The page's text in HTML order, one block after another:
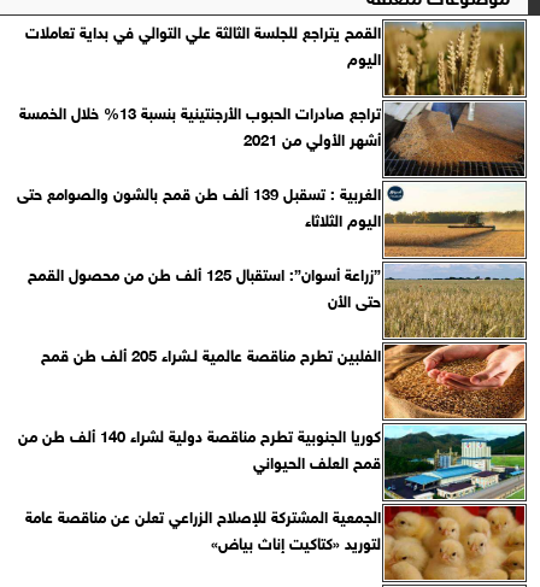
القمح يتراجع للجلسة الثالثة علي التوالي في بداية تعاملات
اليوم
تراجع صادرات الحبوب الأرجنتينية بنسبة 13% خلال الخمسة
أشهر الأولي من 2021
الغربية : تسقبل 139 ألف طن قمح بالشون والصوامع حتى
اليوم الثلاثاء
”زراعة أسوان”: استقبال 125 ألف طن من محصول القمح
حتى الأن
الفلبين تطرح مناقصة عالمية لـشراء 205 ألف طن قمح
كوريا الجنوبية تطرح مناقصة دولية لشراء 140 ألف طن من
قمح العلف الحيواني
الجمعية المشتركة للإصلاح الزراعي تعلن عن مناقصة عامة
لتوريد «كتاكيت إناث بياض»